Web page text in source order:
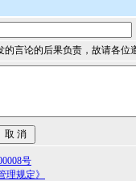
的言论的后果负责，故请各位
号
理规定》